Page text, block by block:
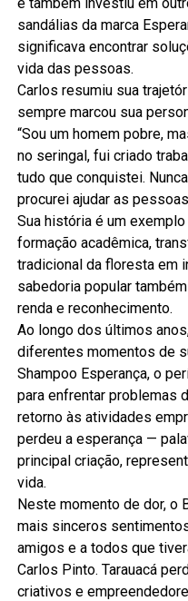
sandálias da marca
significava encontrar
vida das pessoas.
Carlos resumiu sua
sempre marcou sua
“Sou um homem pobre,
no seringal, fui criado
tudo que conquistei.
procurei ajudar as
Sua história é um
formação acadêmica,
tradicional da floresta em
sabedoria popular
renda e reconhecimento.
Ao longo dos últimos
diferentes momentos de
Shampoo Esperança, o
para enfrentar problemas
retorno às atividades
perdeu a esperança —
principal criação,
vida.
Neste momento de dor, o
mais sinceros
amigos e a todos que
Carlos Pinto. Tarauacá
criativos e